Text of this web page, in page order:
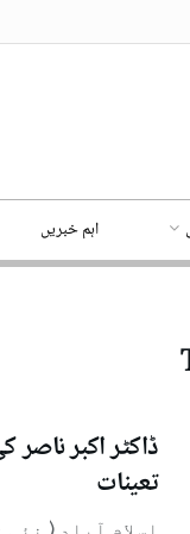
اہم خبریں
ڈاکٹر اکبر
تعینات